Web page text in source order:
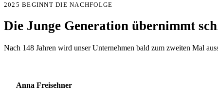
2025 BEGINNT DIE NACHFOLGE
Die Junge Generation übernimmt
Nach 148 Jahren wird unser Unternehmen bald zum zweiten Mal
Anna Freisehner